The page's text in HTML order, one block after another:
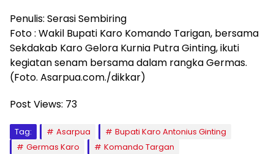
Penulis: Serasi Sembiring
Foto : Wakil Bupati Karo Komando Tarigan, bersama
Sekdakab Karo Gelora Kurnia Putra Ginting, ikuti
kegiatan senam bersama dalam rangka Germas.
(Foto. Asarpua.com./dikkar)
Post Views: 73
Tag: Asarpua
Bupati Karo Antonius Ginting
Germas Karo
Komando Targan